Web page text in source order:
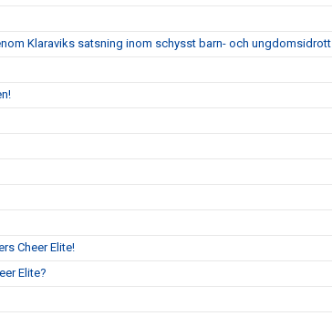
Klaraviks satsning inom schysst barn- och ungdomsidrott
Cheer Elite!
Elite?